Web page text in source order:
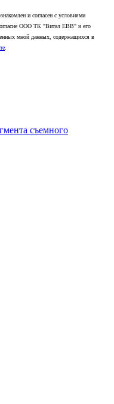
и согласен с условиями
ООО ТК "Витал ЕВВ" и его
мной данных, содержащихся в
.